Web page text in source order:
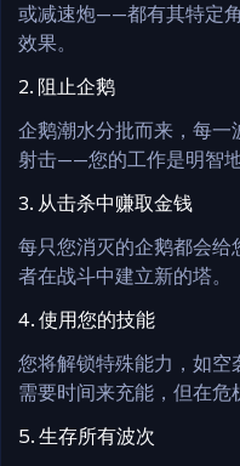
或减速炮——都有其特定
效果。
2. 阻止企鹅
企鹅潮水分批而来，每一
射击——您的工作是明智
3. 从击杀中赚取金钱
每只您消灭的企鹅都会
者在战斗中建立新的塔。
4. 使用您的技能
您将解锁特殊能力，如
需要时间来充能，但在危
5. 生存所有波次